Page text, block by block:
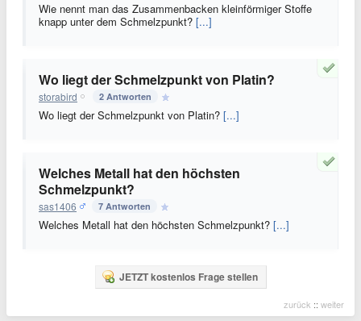
Wie nennt man das Zusammenbacken kleinförmiger Stoffe
knapp unter dem Schmelzpunkt? [...]
Wo liegt der Schmelzpunkt von Platin?
storabird 2 Antworten
Wo liegt der Schmelzpunkt von Platin? [...]
Welches Metall hat den höchsten
Schmelzpunkt?
sas1406 7 Antworten
Welches Metall hat den höchsten Schmelzpunkt? [...]
JETZT kostenlos Frage stellen
zurück :: weiter